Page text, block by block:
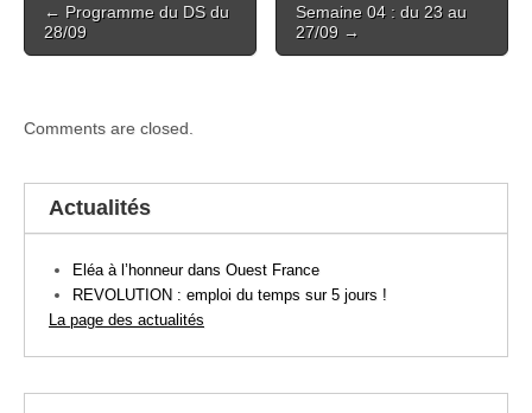
navigation
← Programme du DS du
28/09
Semaine 04 : du 23 au
27/09 →
Comments are closed.
Actualités
Eléa à l’honneur dans Ouest France
REVOLUTION : emploi du temps sur 5 jours !
La page des actualités